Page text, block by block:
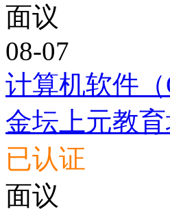
面议
08-07
计算机软件
金坛上元教育
已认证
面议